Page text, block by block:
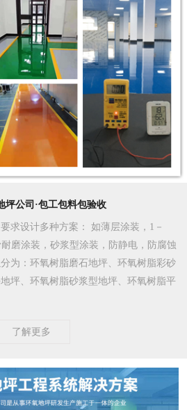
坪公司·包工包料包验收
求设计多种方案 ： 如薄层涂装，1－
磨涂装，砂浆型涂装，防静电，防腐蚀
为：环氧树脂磨石地坪、环氧树脂彩砂
坪、环氧树脂砂浆型地坪、环氧树脂平
了解更多